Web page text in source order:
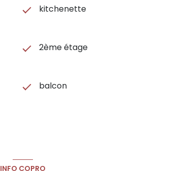
kitchenette
2ème étage
balcon
INFO COPRO